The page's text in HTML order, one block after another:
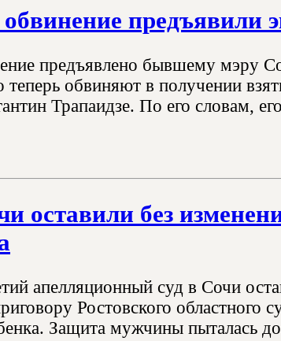
предъявили
предъявлено бывшему мэру
теперь обвиняют в получении
Трапаидзе. По его словам,
оставили без
апелляционный суд в Сочи
Ростовского областного
Защита мужчины пыталась